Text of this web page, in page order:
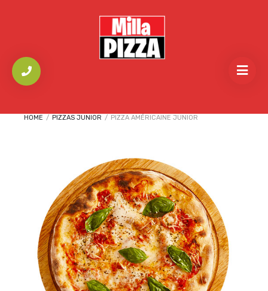
HOME / PIZZAS JUNIOR / PIZZA AMÉRICAINE JUNIOR